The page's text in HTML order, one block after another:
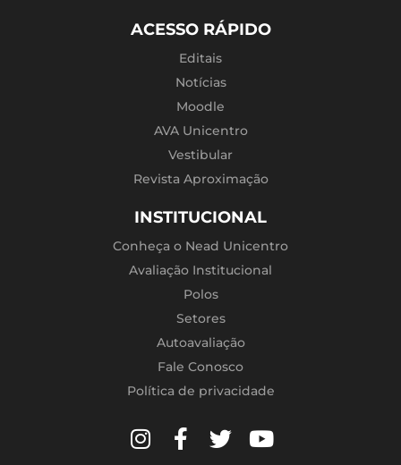
ACESSO RÁPIDO
Editais
Notícias
Moodle
AVA Unicentro
Vestibular
Revista Aproximação
INSTITUCIONAL
Conheça o Nead Unicentro
Avaliação Institucional
Polos
Setores
Autoavaliação
Fale Conosco
Política de privacidade